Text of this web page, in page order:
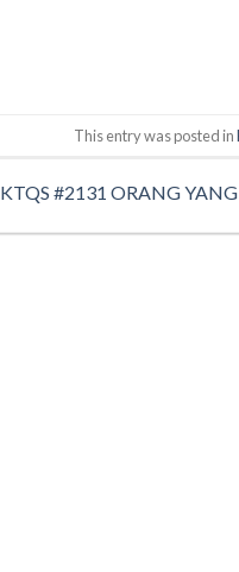
This entry was posted in
KTQS #2131 ORANG